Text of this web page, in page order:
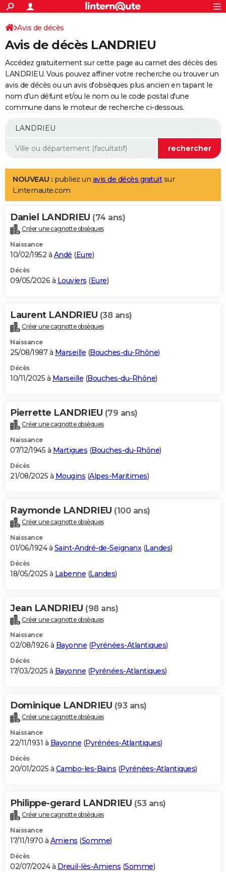
ACTUALITÉS
Politique
Société
Faits Divers
Education
Monde
Villes
+
SPORT
Coupe du monde 2026
Football
Tennis
Cyclisme
Rugby
Forum
Programme TV
TNTStreaming
Cinéma
Sorties cinéma
Musique
+
FINANCE
Retraite
Epargne
Immobilier
Risques naturels par ville
Banque
Assurance
AUTO
Essais
Réserver un essai
Citadines
Berlines
SUV
Forum auto
+
Mobiles
Meilleur smartphone
Internet
Ordinateurs
Jeux vidéo
Guide high-tech
Aménagement intérieur
LIFESTYLE
Art de vivre
Bien-être
Loisirs
Mode
Modes de vie
Alimentation
Guide de la santé
Maladies
Médicaments
Sommeil
VOYAGE
Destinations
City break
Voyage nature
Voyage de noces
Forum
Climat
+PHOTO
GUIDES D'ACHAT
BONS PLANS
Carte de Noël
Carte Bonne année
Carte Saint-Valentin
Carte Pâques
Carte d'anniversaire
DICTIONNAIRE
Dictionnaire
Biographies
Citations
Expressions
Proverbes
PROGRAMME TV
S'inscrire
Se connecter
Lycées
Collèges
Primaires
Universités
Entreprises
Service militaire
Avis de recherche
AVIS DE DÉCÈS
Bricolage
Lifestyle
Culture
Sport
Auto
Television
Voyage
Cinema
Avis de décès
Avis de décès LANDRIEU
Accédez gratuitement sur cette page au carnet des décès des
LANDRIEU. Vous pouvez affiner votre recherche ou trouver un
avis de décès ou un avis d'obsèques plus ancien en tapant le
nom d'un défunt et/ou le nom ou le code postal d'une
commune dans le moteur de recherche ci-dessous.
NOUVEAU : publiez un avis de décès gratuitsur
Linternaute.com
Daniel LANDRIEU (74 ans)
Créer une cagnotte obsèques
Naissance
10/02/1952 à Andé (Eure)
Décès
09/05/2026 à Louviers (Eure)
Laurent LANDRIEU (38 ans)
Créer une cagnotte obsèques
Naissance
25/08/1987 à Marseille (Bouches-du-Rhône)
Décès
10/11/2025 à Marseille (Bouches-du-Rhône)
Pierrette LANDRIEU (79 ans)
Créer une cagnotte obsèques
Naissance
07/12/1945 à Martigues (Bouches-du-Rhône)
Décès
21/08/2025 à Mougins (Alpes-Maritimes)
Raymonde LANDRIEU (100 ans)
Créer une cagnotte obsèques
Naissance
01/06/1924 à Saint-André-de-Seignanx (Landes)
Décès
18/05/2025 à Labenne (Landes)
Jean LANDRIEU (98 ans)
Créer une cagnotte obsèques
Naissance
02/08/1926 à Bayonne (Pyrénées-Atlantiques)
Décès
17/03/2025 à Bayonne (Pyrénées-Atlantiques)
Dominique LANDRIEU (93 ans)
Créer une cagnotte obsèques
Naissance
22/11/1931 à Bayonne (Pyrénées-Atlantiques)
Décès
20/01/2025 à Cambo-les-Bains (Pyrénées-Atlantiques)
Philippe-gerard LANDRIEU (53 ans)
Créer une cagnotte obsèques
Naissance
17/11/1970 à Amiens (Somme)
Décès
02/07/2024 à Dreuil-lès-Amiens (Somme)